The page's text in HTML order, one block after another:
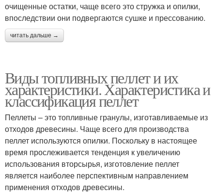
очищенные остатки, чаще всего это стружка и опилки,
впоследствии они подвергаются сушке и прессованию.
читать дальше →
Виды топливных пеллет и их
характеристики. Характеристика и
классификация пеллет
Пеллеты – это топливные гранулы, изготавливаемые из
отходов древесины. Чаще всего для производства
пеллет используются опилки. Поскольку в настоящее
время прослеживается тенденция к увеличению
использования вторсырья, изготовление пеллет
является наиболее перспективным направлением
применения отходов древесины.